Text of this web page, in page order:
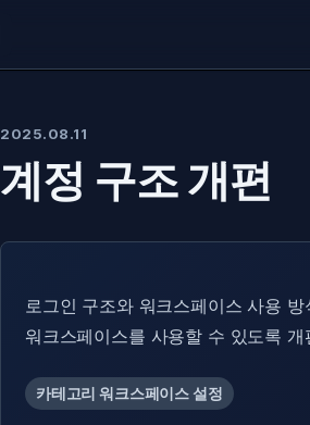
2025.08.11
계정 구조 개편
로그인 구조와 워크스페이스 사용
워크스페이스를 사용할 수 있도록
카테고리 워크스페이스 설정